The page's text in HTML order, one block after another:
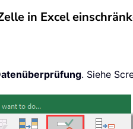
in Excel
. Siehe